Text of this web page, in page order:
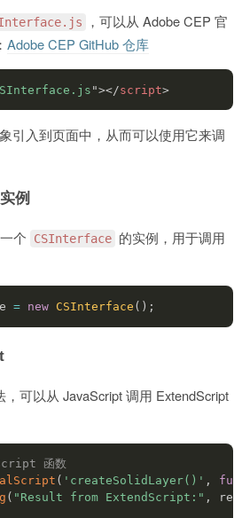
，可以从 Adobe CEP 官
Adobe CEP GitHub 仓库
"></script>
引入到页面中，从而可以使用它来调
例
个 CSInterface 的实例，用于调用
= new CSInterface ( ) ;
，可以从 JavaScript 调用 ExtendScript
函数
( 'createSolidLayer()' ,
( "Result from ExtendScript:" ,